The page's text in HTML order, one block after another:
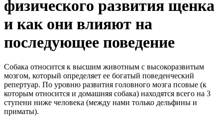
физического развития щенка
и как они влияют на
последующее поведение
Собака относится к высшим животным с высокоразвитым
мозгом, который определяет ее богатый поведенческий
репертуар. По уровню развития головного мозга псовые (к
которым относится и домашняя собака) находятся всего на 3
ступени ниже человека (между нами только дельфины и
приматы).